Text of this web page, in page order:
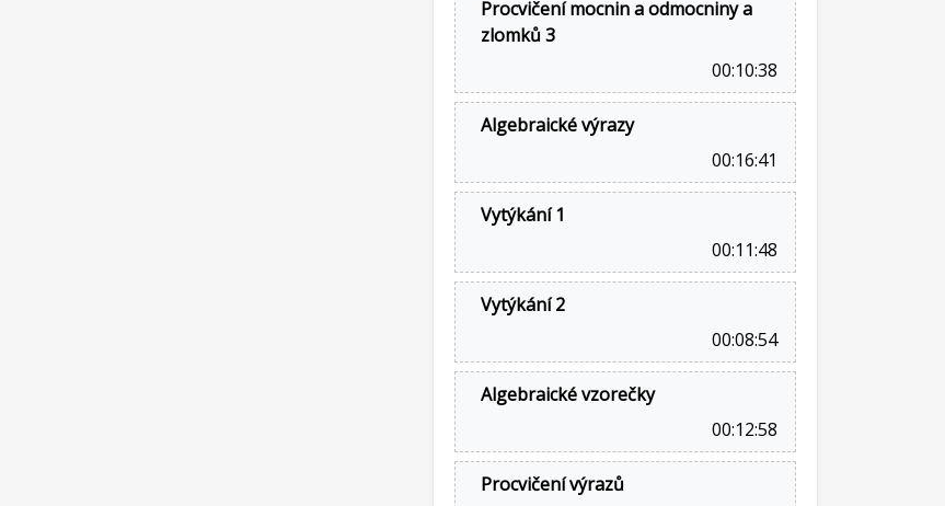
Procvičení mocnin a odmocniny a
zlomků 3
00:10:38
Algebraické výrazy
00:16:41
Vytýkání 1
00:11:48
Vytýkání 2
00:08:54
Algebraické vzorečky
00:12:58
Procvičení výrazů